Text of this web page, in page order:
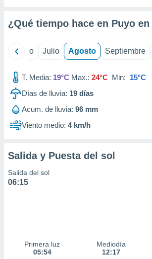
mediante
publicidad
1199
¿Qué tiempo hace en Puyo en
Junio Julio Agosto Septiembre
T. Media: 19°C Max.: 24°C Min: 15°C
Días de lluvia: 19 días
Acum. de lluvia: 96 mm
Viento medio: 4 km/h
Salida y Puesta del sol
Salida del sol
06:15
Primera luz
05:54
Mediodía
12:17